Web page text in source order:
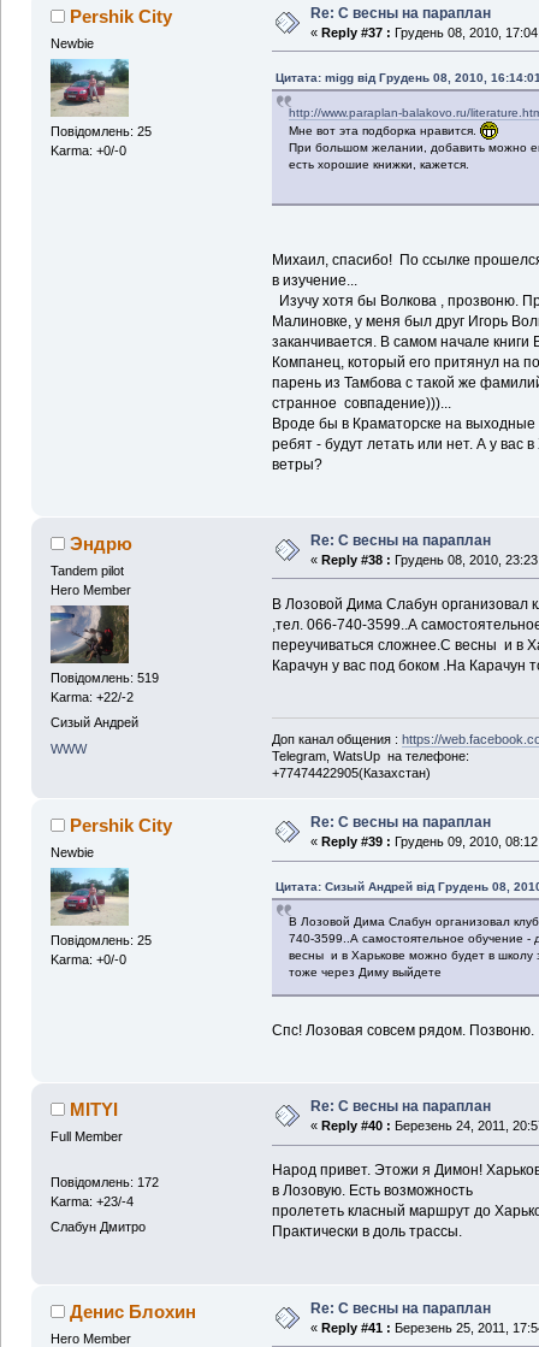
Pershik City
Newbie
Повідомлень: 25
Karma: +0/-0
Re: С весны на параплан
« Reply #37 : Грудень 08, 2010,
Цитата: migg від Грудень 08, 2010,
http://www.paraplan-balakovo.ru/
Мне вот эта подборка нравится.
При большом желании, добавить можно
есть хорошие книжки, кажется.
Михаил, спасибо! По ссылке
в изучение...
Изучу хотя бы Волкова , прозвоню.
Малиновке, у меня был друг Игорь
заканчивается. В самом начале книги
Компанец, который его притянул на
парень из Тамбова с такой же
странное совпадение)))...
Вроде бы в Краматорске на
ребят - будут летать или нет. А у вас
ветры?
Эндрю
Tandem pilot
Hero Member
Повідомлень: 519
Karma: +22/-2
Сизый Андрей
WWW
Re: С весны на параплан
« Reply #38 : Грудень 08, 2010,
В Лозовой Дима Слабун организовал
,тел. 066-740-3599..А
переучиваться сложнее.С весны и в
Карачун у вас под боком .На Карачун
Доп канал общения : https://
Telegram, WatsUp на телефоне:
+77474422905(Казахстан)
Pershik City
Newbie
Повідомлень: 25
Karma: +0/-0
Re: С весны на параплан
« Reply #39 : Грудень 09, 2010,
Цитата: Сизый Андрей від Грудень 08,
В Лозовой Дима Слабун организовал
740-3599..А самостоятельное обучение -
весны и в Харькове можно будет в школу
тоже через Диму выйдете
Спс! Лозовая совсем рядом. Позвоню.
MITYI
Full Member
Повідомлень: 172
Karma: +23/-4
Слабун Дмитро
Re: С весны на параплан
« Reply #40 : Березень 24, 2011,
Народ привет. Этожи я Димон!
в Лозовую. Есть возможность
пролететь класный маршрут до
Практически в доль трассы.
Денис Блохин
Hero Member
Re: С весны на параплан
« Reply #41 : Березень 25, 2011,